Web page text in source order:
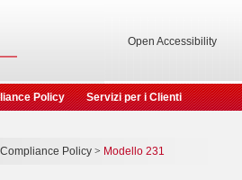
Open Accessibility
Policy Servizi per i Clienti
Compliance Policy > Modello 231